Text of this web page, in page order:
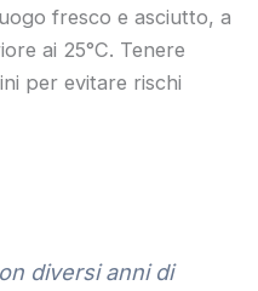
fresco e asciutto, a
ai 25°C. Tenere
per evitare rischi
diversi anni di